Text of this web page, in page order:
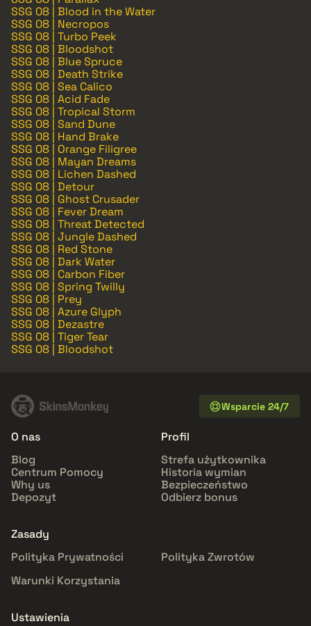
SSG 08 | Blood in the Water
SSG 08 | Necropos
SSG 08 | Turbo Peek
SSG 08 | Bloodshot
SSG 08 | Blue Spruce
SSG 08 | Death Strike
SSG 08 | Sea Calico
SSG 08 | Acid Fade
SSG 08 | Tropical Storm
SSG 08 | Sand Dune
SSG 08 | Hand Brake
SSG 08 | Orange Filigree
SSG 08 | Mayan Dreams
SSG 08 | Lichen Dashed
SSG 08 | Detour
SSG 08 | Ghost Crusader
SSG 08 | Fever Dream
SSG 08 | Threat Detected
SSG 08 | Jungle Dashed
SSG 08 | Red Stone
SSG 08 | Dark Water
SSG 08 | Carbon Fiber
SSG 08 | Spring Twilly
SSG 08 | Prey
SSG 08 | Azure Glyph
SSG 08 | Dezastre
SSG 08 | Tiger Tear
SSG 08 | Bloodshot
Wsparcie 24/7
O nas
Blog
Centrum Pomocy
Why us
Depozyt
Profil
Strefa użytkownika
Historia wymian
Bezpieczeństwo
Odbierz bonus
Zasady
Polityka Prywatności
Polityka Zwrotów
Warunki Korzystania
Ustawienia